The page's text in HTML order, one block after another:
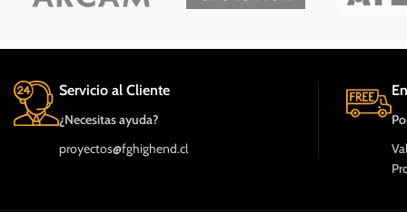
Servicio al Cliente
¿Necesitas ayuda?
proyectos@fghighend.cl